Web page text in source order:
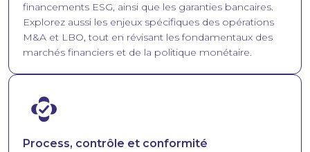
financements ESG, ainsi que les garanties bancaires.
Explorez aussi les enjeux spécifiques des opérations
M&A et LBO, tout en révisant les fondamentaux des
marchés financiers et de la politique monétaire.
Image
Process, contrôle et conformité